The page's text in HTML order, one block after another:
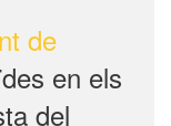
de
en els
del